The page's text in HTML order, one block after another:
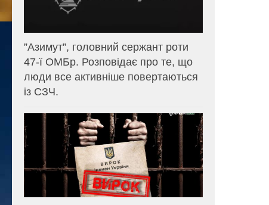
⁨”Азимут”, головний сержант роти
47-ї ОМБр. Розповідає про те, що
люди все активніше повертаються
із СЗЧ.